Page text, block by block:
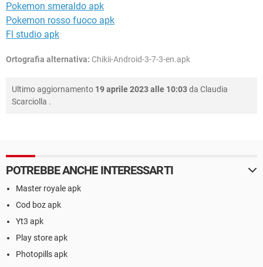
Pokemon smeraldo apk
Pokemon rosso fuoco apk
Fl studio apk
Ortografia alternativa: Chikii-Android-3-7-3-en.apk
Ultimo aggiornamento 19 aprile 2023 alle 10:03da Claudia
Scarciolla .
POTREBBE ANCHE INTERESSARTI
Master royale apk
Cod boz apk
Yt3 apk
Play store apk
Photopills apk